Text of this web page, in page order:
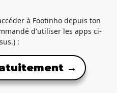
à Footinho depuis ton
d'utiliser les apps ci-
:
→